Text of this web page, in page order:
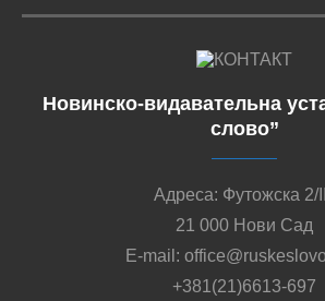
Новинско-видавательна
слово”
Адреса: Футожска 2/
21 000 Нови Сад
E-mail:
+381(21)6613-697